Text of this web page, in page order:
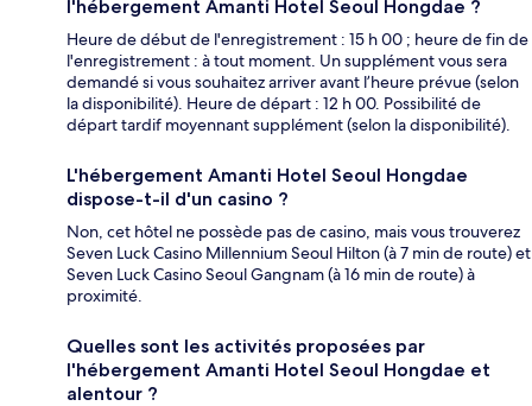
l'hébergement Amanti Hotel Seoul Hongdae ?
Heure de début de l'enregistrement : 15 h 00 ; heure de fin de
l'enregistrement : à tout moment. Un supplément vous sera
demandé si vous souhaitez arriver avant l’heure prévue (selon
la disponibilité). Heure de départ : 12 h 00. Possibilité de
départ tardif moyennant supplément (selon la disponibilité).
L'hébergement Amanti Hotel Seoul Hongdae
dispose-t-il d'un casino ?
Non, cet hôtel ne possède pas de casino, mais vous trouverez
Seven Luck Casino Millennium Seoul Hilton (à 7 min de route) et
Seven Luck Casino Seoul Gangnam (à 16 min de route) à
proximité.
Quelles sont les activités proposées par
l'hébergement Amanti Hotel Seoul Hongdae et
alentour ?